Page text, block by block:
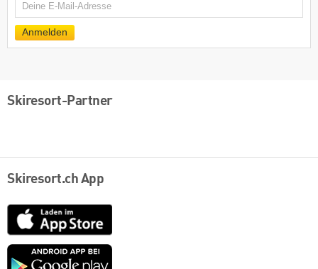
E-
Anmelden
Skiresort-Partner
Skiresort.ch App
App
Store
Google